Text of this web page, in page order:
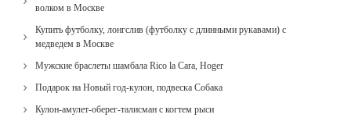
волком в Москве
Купить футболку, лонгслив (футболку с длинными рукавами) с
медведем в Москве
Мужские браслеты шамбала Rico la Cara, Hoger
Подарок на Новый год-кулон, подвеска Собака
Кулон-амулет-оберег-талисман с когтем рыси